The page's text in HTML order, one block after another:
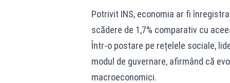
Potrivit INS, economia ar fi
scădere de 1,7% comparativ cu
Într-o postare pe rețelele sociale,
modul de guvernare, afirmând că
macroeconomici.